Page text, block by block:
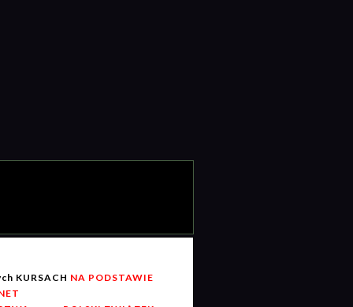
KURSACH NA PODSTAWIE